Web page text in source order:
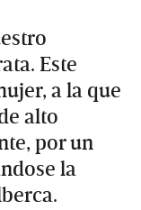
Este
a la que
alto
por un
la